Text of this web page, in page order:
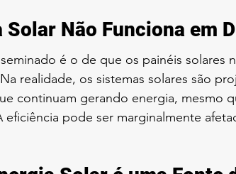
Não Funciona em
é o de que os painéis solares
realidade, os sistemas solares são
continuam gerando energia, mesmo
pode ser marginalmente